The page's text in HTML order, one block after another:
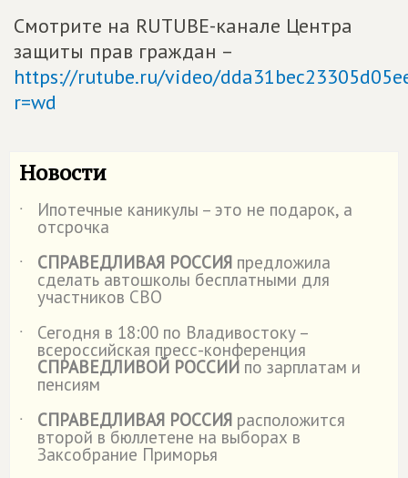
Смотрите на RUTUBE-канале Центра
защиты прав граждан –
https://rutube.ru/video/
r=wd
Новости
˙ Ипотечные каникулы – это не подарок, а
отсрочка
˙
СПРАВЕДЛИВАЯ РОССИЯ предложила
сделать автошколы бесплатными для
участников СВО
˙
Сегодня в 18:00 по Владивостоку –
всероссийская пресс-конференция
СПРАВЕДЛИВОЙ РОССИИ по зарплатам и
пенсиям
˙
СПРАВЕДЛИВАЯ РОССИЯ расположится
второй в бюллетене на выборах в
Заксобрание Приморья